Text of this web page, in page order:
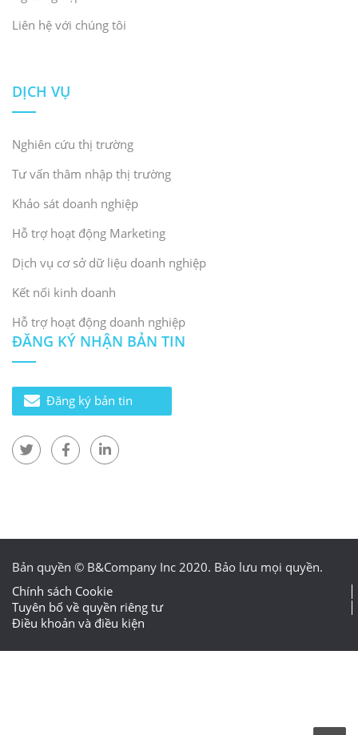
Liên hệ với chúng tôi
DỊCH VỤ
Nghiên cứu thị trường
Tư vấn thâm nhập thị trường
Khảo sát doanh nghiệp
Hỗ trợ hoạt động Marketing
Dịch vụ cơ sở dữ liệu doanh nghiệp
Kết nối kinh doanh
Hỗ trợ hoạt động doanh nghiệp
ĐĂNG KÝ NHẬN BẢN TIN
Đăng ký bản tin
Bản quyền © B&Company Inc 2020. Bảo lưu mọi quyền.
Chính sách Cookie
Tuyên bố về quyền riêng tư
Điều khoản và điều kiện